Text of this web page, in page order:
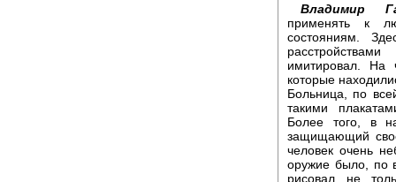
Владимир
применять к
состояниям.
имитировал. На
которые
Больница, по
такими
Более того, в
защищающий
человек очень
оружие было, по
рисовал не